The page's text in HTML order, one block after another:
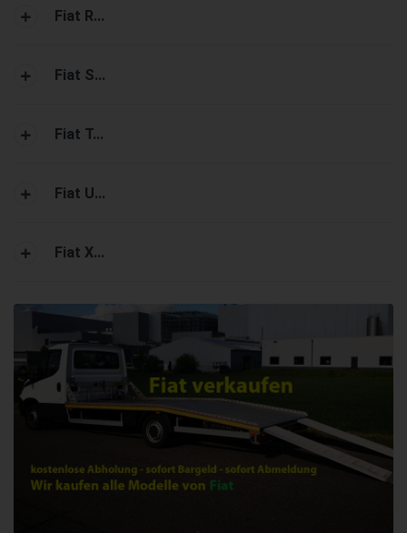
Fiat R...
Fiat S...
Fiat T...
Fiat U...
Fiat X...